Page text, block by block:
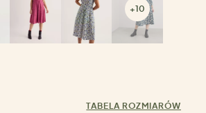
+10
TABELA ROZMIARÓW